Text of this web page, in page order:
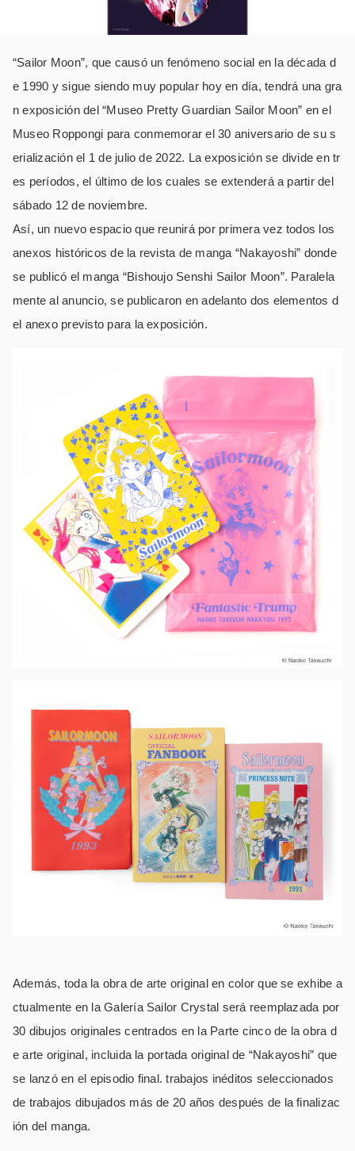
“Sailor Moon”, que causó un fenómeno social en la década d
e 1990 y sigue siendo muy popular hoy en día, tendrá una gra
n exposición del “Museo Pretty Guardian Sailor Moon” en el
Museo Roppongi para conmemorar el 30 aniversario de su s
erialización el 1 de julio de 2022. La exposición se divide en tr
es períodos, el último de los cuales se extenderá a partir del
sábado 12 de noviembre.
Así, un nuevo espacio que reunirá por primera vez todos los
anexos históricos de la revista de manga “Nakayoshi” donde
se publicó el manga “Bishoujo Senshi Sailor Moon”. Paralela
mente al anuncio, se publicaron en adelanto dos elementos d
el anexo previsto para la exposición.
Además, toda la obra de arte original en color que se exhibe a
ctualmente en la Galería Sailor Crystal será reemplazada por
30 dibujos originales centrados en la Parte cinco de la obra d
e arte original, incluida la portada original de “Nakayoshi” que
se lanzó en el episodio final. trabajos inéditos seleccionados
de trabajos dibujados más de 20 años después de la finalizac
ión del manga.